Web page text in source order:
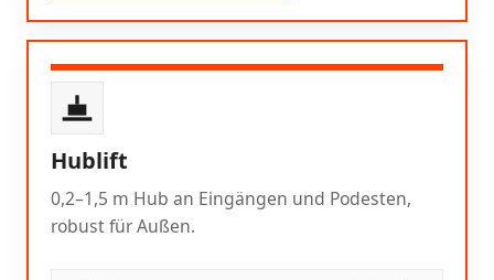
Hublift
0,2–1,5 m Hub an Eingängen und Podesten,
robust für Außen.